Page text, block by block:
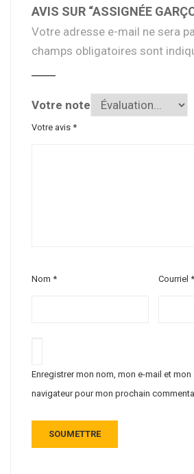
AVIS SUR “ASSIGNÉE
Votre adresse e-mail ne sera
champs obligatoires sont
Votre note
Votre avis *
Nom * Courriel*
Enregistrer mon nom, mon e-mail et
navigateur pour mon prochain